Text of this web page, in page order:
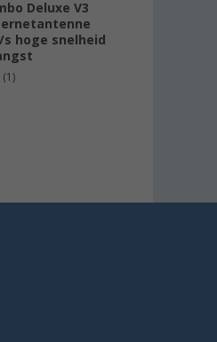
Deluxe V3
hoge snelheid
(1)